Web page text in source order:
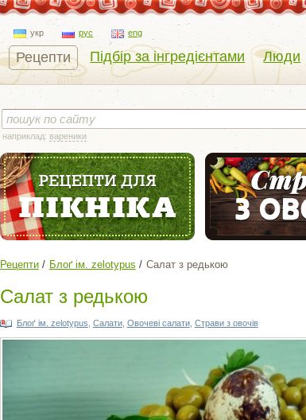
укр рус eng
Рецепти Підбір за інгредієнтами Люди
наприклад: вареники
Рецепти Блоґ ім. zelotypus Салат з редькою
Салат з редькою
Блоґ ім. zelotypus Салати, Овочеві салати, Страви з овочів